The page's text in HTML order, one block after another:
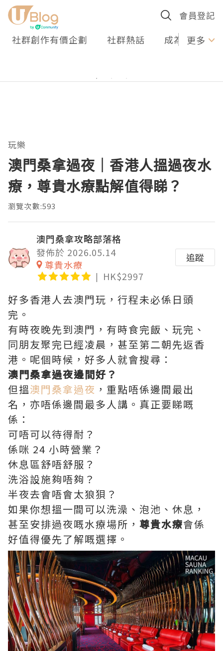
會員登記
社群創作有價企劃 社群熱話 成為U更多
玩樂
澳門桑拿過夜｜香港人搵過夜水
療，尊貴水療點解值得睇？
瀏覽次數:593
澳門桑拿攻略部落格
發佈於 2026.05.14
尊貴水療
HK$2997
追蹤
好多香港人去澳門玩，行程未必係日頭
完。
有時夜晚先到澳門，有時食完飯、玩完、
同朋友聚完已經凌晨，甚至第二朝先返香
港。呢個時候，好多人就會搜尋：
澳門桑拿過夜邊間好？
但搵澳門桑拿過夜 ，重點唔係邊間最出
名，亦唔係邊間最多人講。真正要睇嘅
係：
可唔可以待得耐？
係咪 24 小時營業？
休息區舒唔舒服？
洗浴設施夠唔夠？
半夜去會唔會太狼狽？
如果你想搵一間可以洗澡、泡池、休息，
甚至安排過夜嘅水療場所， 尊貴水療會係
好值得優先了解嘅選擇。